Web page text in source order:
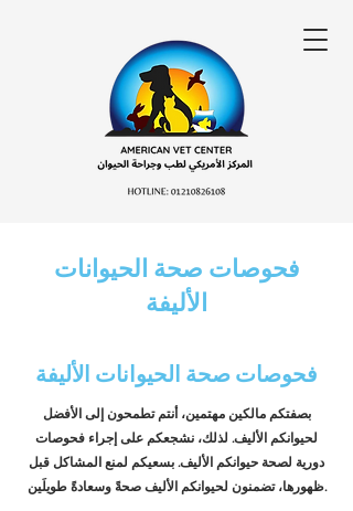
فحوصات صحة الحيوانات
الأليفة
فحوصات صحة الحيوانات الأليفة
بصفتكم مالكين مهتمين، أنتم تطمحون إلى الأفضل
لحيوانكم الأليف. لذلك، نشجعكم على إجراء فحوصات
دورية لصحة حيوانكم الأليف. بسعيكم لمنع المشاكل قبل
ظهورها، تضمنون لحيوانكم الأليف صحةً وسعادةً طويلَين.